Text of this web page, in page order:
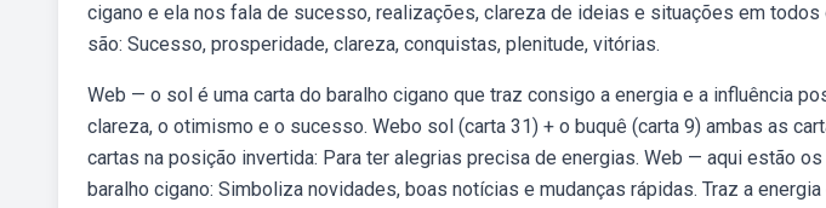
cigano e ela nos fala de sucesso, realizações, clareza de ideias e situações em
são: Sucesso, prosperidade, clareza, conquistas, plenitude, vitórias.
Web — o sol é uma carta do baralho cigano que traz consigo a energia e a influência
clareza, o otimismo e o sucesso. Webo sol (carta 31) + o buquê (carta 9) ambas as
cartas na posição invertida: Para ter alegrias precisa de energias. Web — aqui estão
baralho cigano: Simboliza novidades, boas notícias e mudanças rápidas. Traz a